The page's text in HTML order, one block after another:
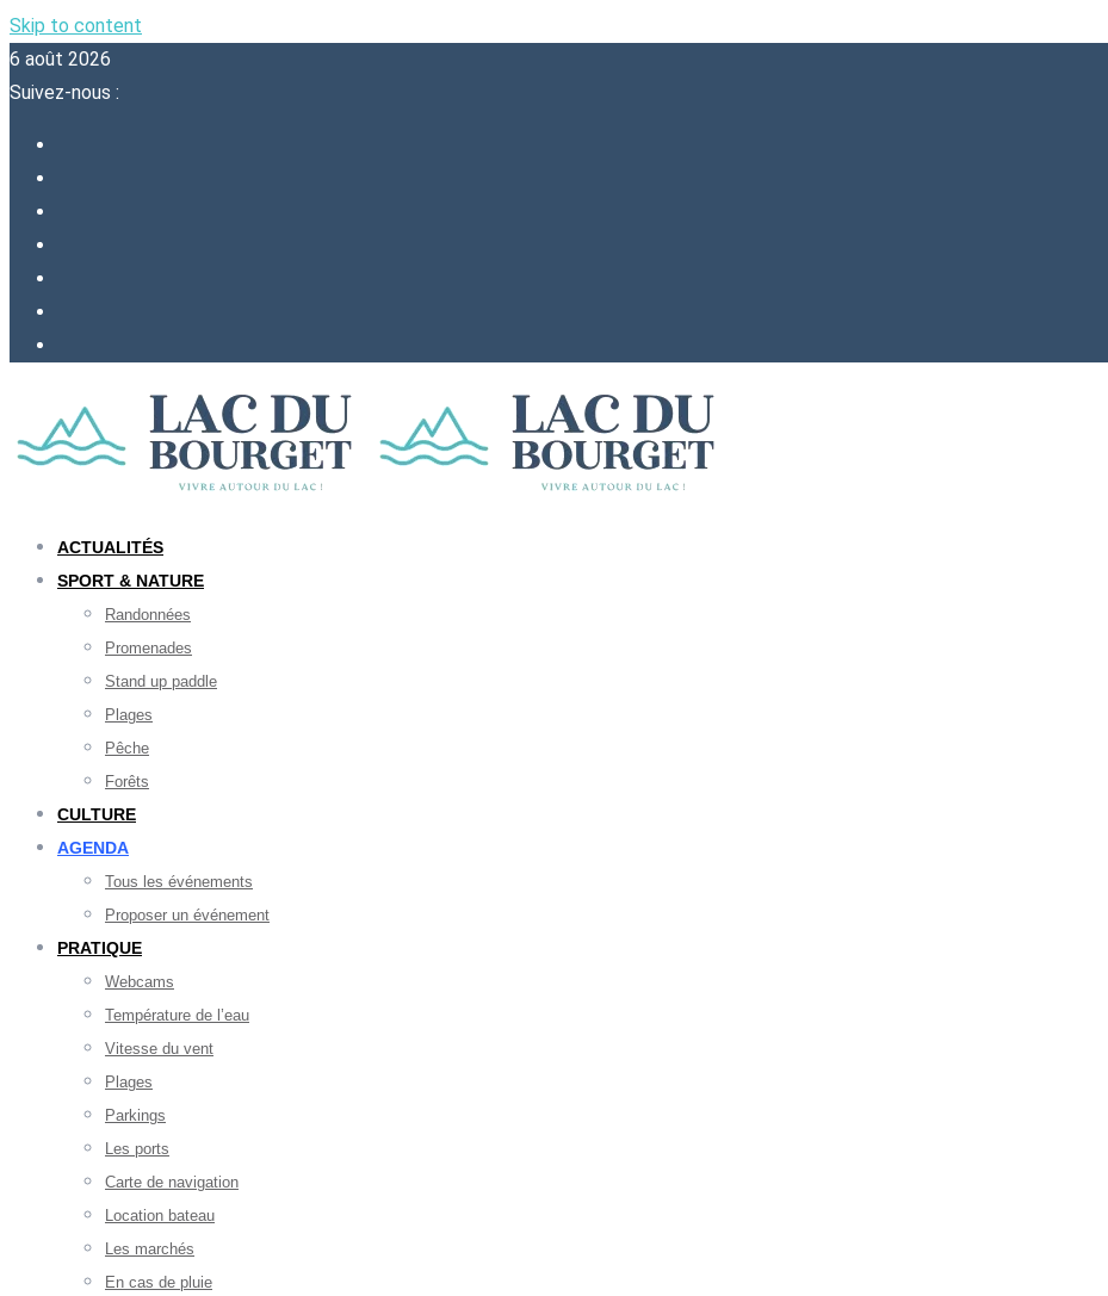
Skip to content
6 août 2026
Suivez-nous :
ACTUALITÉS
SPORT & NATURE
Randonnées
Promenades
Stand up paddle
Plages
Pêche
Forêts
CULTURE
AGENDA
Tous les événements
Proposer un événement
PRATIQUE
Webcams
Température de l’eau
Vitesse du vent
Plages
Parkings
Les ports
Carte de navigation
Location bateau
Les marchés
En cas de pluie